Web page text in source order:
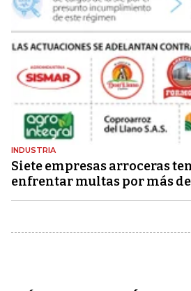
INDUSTRIA
Siete empresas arroceras
enfrentar multas por más